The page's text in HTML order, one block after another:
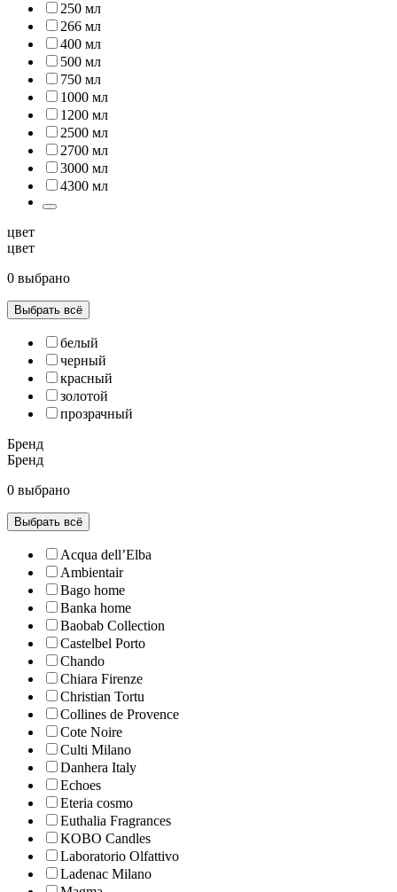
250 мл
266 мл
400 мл
500 мл
750 мл
1000 мл
1200 мл
2500 мл
2700 мл
3000 мл
4300 мл
цвет
цвет
0 выбрано
Выбрать всё
белый
черный
красный
золотой
прозрачный
Бренд
Бренд
0 выбрано
Выбрать всё
Acqua dell’Elba
Ambientair
Bago home
Banka home
Baobab Collection
Castelbel Porto
Chando
Chiara Firenze
Christian Tortu
Collines de Рrovencе
Cote Noire
Culti Milano
Danhera Italy
Echoes
Eteria cosmo
Euthalia Fragrances
KOBO Candles
Laboratorio Olfattivo
Ladenac Milano